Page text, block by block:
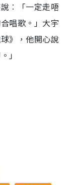
︰「一定走唔
唱歌。」大宇
》，他開心說
」